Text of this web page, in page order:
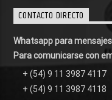
CONTACTO DIRECTO
Whatsapp para
Para comunicarse con
+ (54) 9 11 3987 4117
+ (54) 9 11 3987 4118